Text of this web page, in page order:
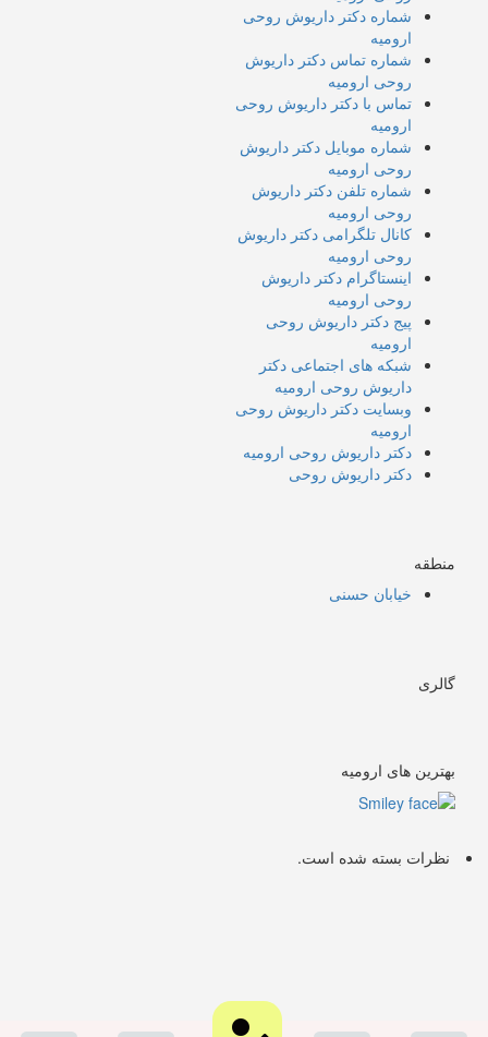
شماره دکتر داریوش روحی
ارومیه
شماره تماس دکتر داریوش
روحی ارومیه
تماس با دکتر داریوش روحی
ارومیه
شماره موبایل دکتر داریوش
روحی ارومیه
شماره تلفن دکتر داریوش
روحی ارومیه
کانال تلگرامی دکتر داریوش
روحی ارومیه
اینستاگرام دکتر داریوش
روحی ارومیه
پیج دکتر داریوش روحی
ارومیه
شبکه های اجتماعی دکتر
داریوش روحی ارومیه
وبسایت دکتر داریوش روحی
ارومیه
دکتر داریوش روحی ارومیه
دکتر داریوش روحی
منطقه
خیابان حسنی
گالری
بهترین های ارومیه
نظرات بسته شده است.